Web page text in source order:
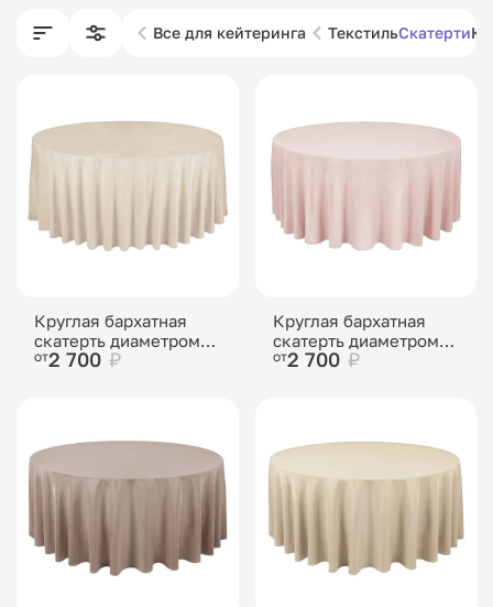
Все для кейтеринга ТекстильСкатерти
Круглая бархатная
скатерть диаметром
3,2м Кокосовый Раф
от2 700 ₽
Круглая бархатная
скатерть диаметром
3,2м Розовая пудра
от2 700 ₽